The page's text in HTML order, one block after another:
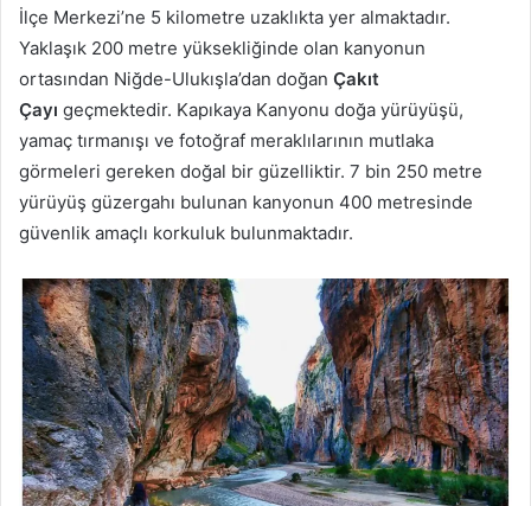
İlçe Merkezi’ne 5 kilometre uzaklıkta yer almaktadır.
Yaklaşık 200 metre yüksekliğinde olan kanyonun
ortasından Niğde-Ulukışla’dan doğan Çakıt
Çayı geçmektedir. Kapıkaya Kanyonu doğa yürüyüşü,
yamaç tırmanışı ve fotoğraf meraklılarının mutlaka
görmeleri gereken doğal bir güzelliktir. 7 bin 250 metre
yürüyüş güzergahı bulunan kanyonun 400 metresinde
güvenlik amaçlı korkuluk bulunmaktadır.